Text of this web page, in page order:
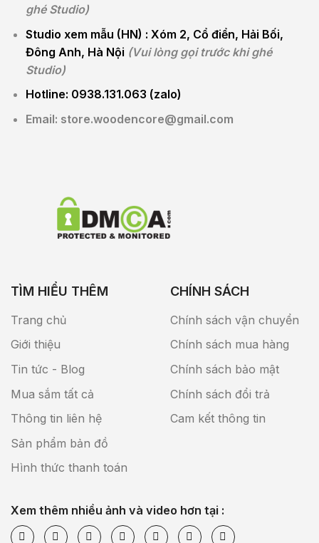
ghé Studio)
Studio xem mẫu (HN) : Xóm 2, Cổ điển, Hải Bối,
Đông Anh, Hà Nội (Vui lòng gọi trước khi ghé
Studio)
Hotline: 0938.131.063 (zalo)
Email: store.woodencore@gmail.com
TÌM HIỂU THÊM
Trang chủ
Giới thiệu
Tin tức - Blog
Mua sắm tất cả
Thông tin liên hệ
Sản phẩm bản đồ
Hình thức thanh toán
CHÍNH SÁCH
Chính sách vận chuyển
Chính sách mua hàng
Chính sách bảo mật
Chính sách đổi trả
Cam kết thông tin
Xem thêm nhiều ảnh và video hơn tại :